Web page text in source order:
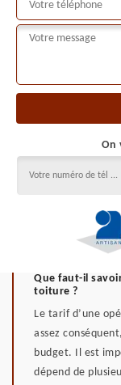
On
Que faut-il
toiture ?
Le tarif d’une
assez
budget. Il est
dépend de